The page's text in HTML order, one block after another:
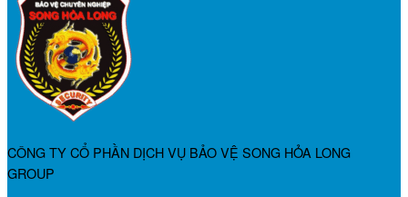
CÔNG TY CỔ PHẦN DỊCH VỤ BẢO VỆ SONG HỎA LONG
GROUP